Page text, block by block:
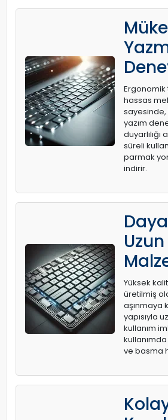
Ergonomik
hassas
sayesinde,
yazım
duyarlılığı
süreli
parmak
indirir.
Yüksek
üretilmiş
aşınmaya
yapısıyla
kullanım
ve basma